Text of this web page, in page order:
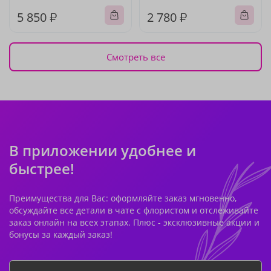
5 850 ₽ 2 780 ₽
Смотреть все
В приложении удобнее и
быстрее!
Преимущества для Вас: оформляйте заказ мгновенно,
обсуждайте все детали в чате с флористом и отслеживайте
заказ онлайн на всех этапах. Плюс - эксклюзивные акции и
бонусы за каждый заказ!